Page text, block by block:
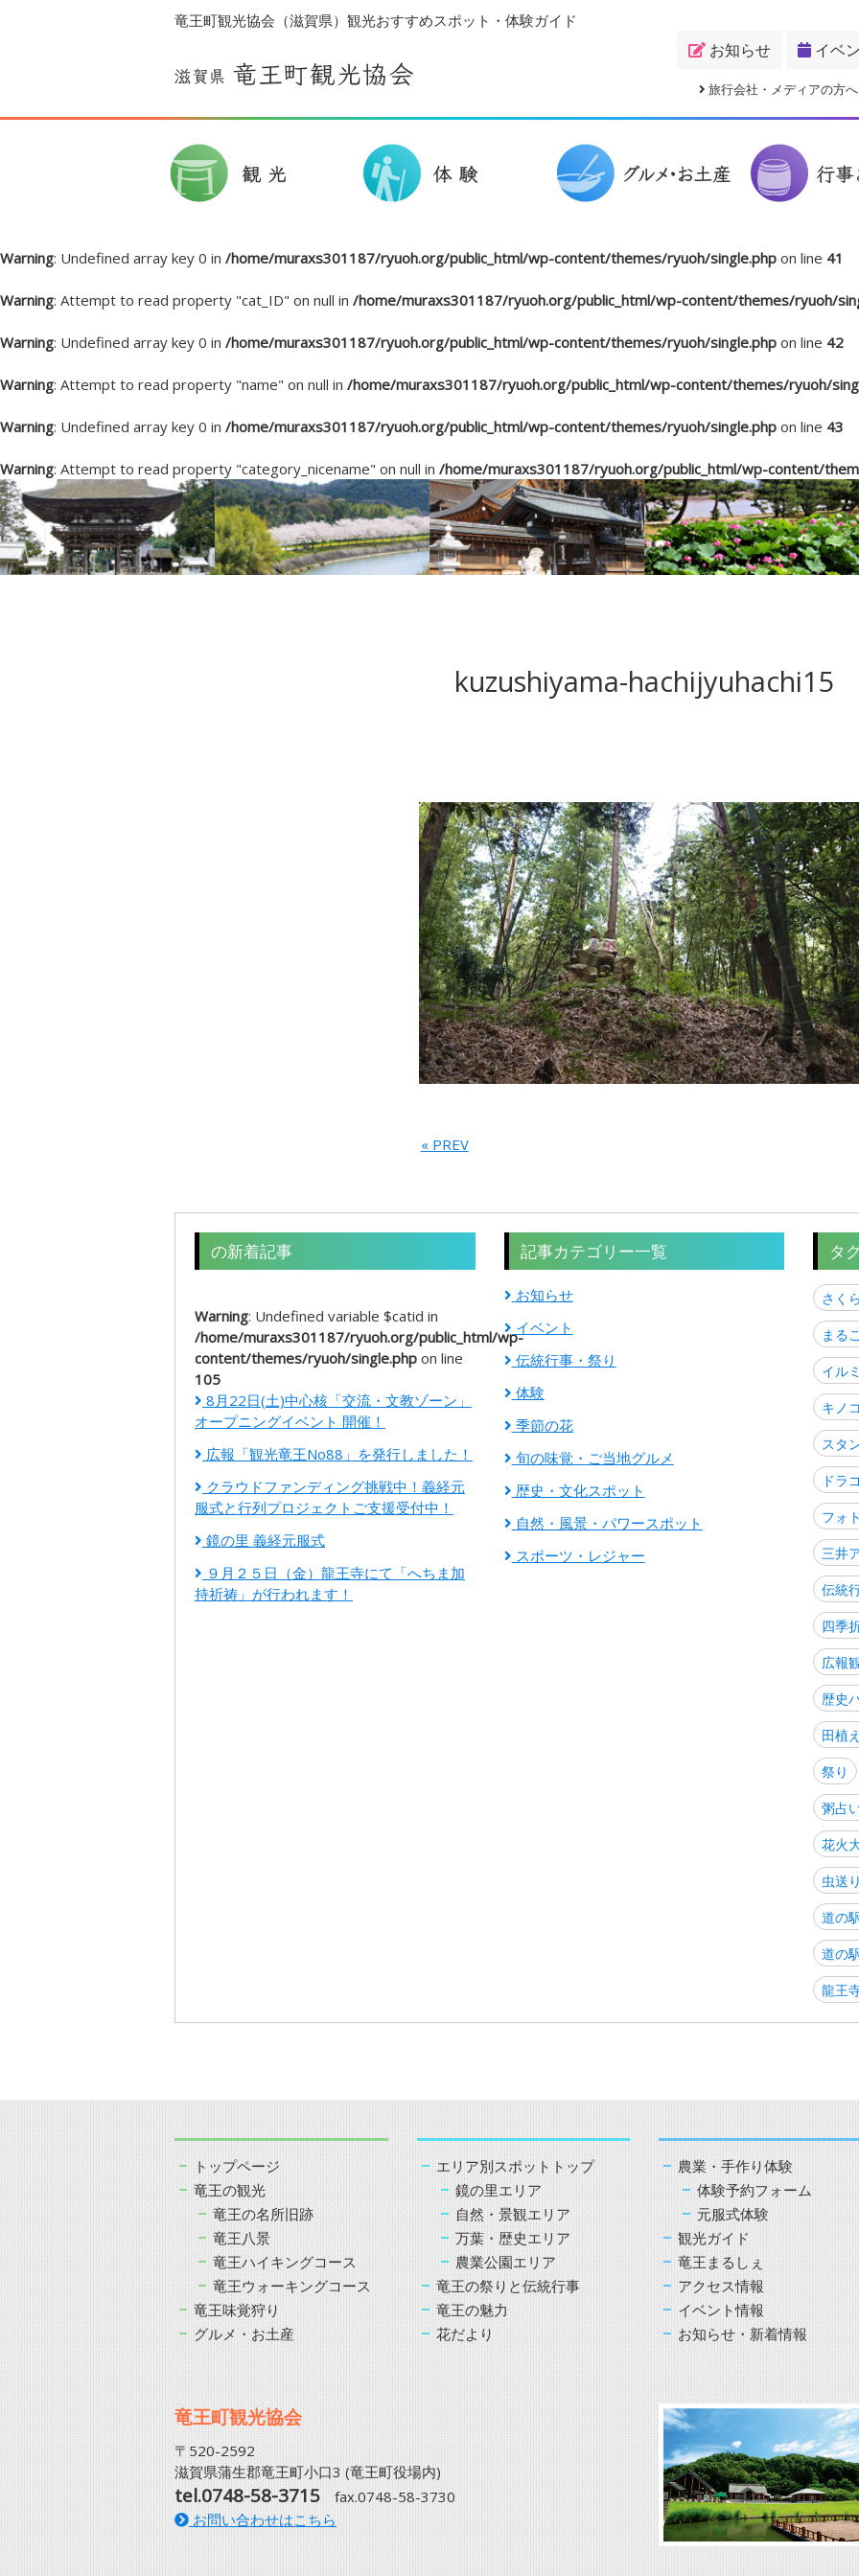
竜王町観光協会（滋賀県）観光おすすめスポット・体験ガイド
お知らせ イベ
旅行会社・メディアの方へ
Warning: Undefined array key 0 in /home/muraxs301187/ryuoh.org/public_html/wp-content/themes/ryuoh/single.php on line 41
Warning: Attempt to read property "cat_ID" on null in /home/muraxs301187/ryuoh.org/public_html/wp-content/themes/ryuoh/
Warning: Undefined array key 0 in /home/muraxs301187/ryuoh.org/public_html/wp-content/themes/ryuoh/single.php on line 42
Warning: Attempt to read property "name" on null in /home/muraxs301187/ryuoh.org/public_html/wp-content/themes/ryuoh/
Warning: Undefined array key 0 in /home/muraxs301187/ryuoh.org/public_html/wp-content/themes/ryuoh/single.php on line 43
Warning: Attempt to read property "category_nicename" on null in /home/muraxs301187/ryuoh.org/public_html/wp-content/
kuzushiyama-hachijyuhachi15
« PREV
の新着記事
Warning: Undefined variable $catid in
/home/muraxs301187/ryuoh.org/public_html/wp-
content/themes/ryuoh/single.php on line
105
8月22日(土)中心核「交流・文教ゾーン」
オープニングイベント 開催！
広報「観光竜王No88」を発行しました！
クラウドファンディング挑戦中！義経元
服式と行列プロジェクトご支援受付中！
鏡の里 義経元服式
９月２５日（金）龍王寺にて「へちま加
持祈祷」が行われます！
記事カテゴリー一覧
お知らせ
イベント
伝統行事・祭り
体験
季節の花
旬の味覚・ご当地グルメ
歴史・文化スポット
自然・風景・パワースポット
スポーツ・レジャー
タ
さく
まる
イル
キノ
スタ
ドラ
フォ
三井
伝統
四季
広報
歴史
田植
祭り
粥占
花火
虫送
道の
道の
龍王
トップページ
竜王の観光
竜王の名所旧跡
竜王八景
竜王ハイキングコース
竜王ウォーキングコース
竜王味覚狩り
グルメ・お土産
エリア別スポットトップ
鏡の里エリア
自然・景観エリア
万葉・歴史エリア
農業公園エリア
竜王の祭りと伝統行事
竜王の魅力
花だより
農業・手作り体験
体験予約フォーム
元服式体験
観光ガイド
竜王まるしぇ
アクセス情報
イベント情報
お知らせ・新着情報
竜王町観光協会
〒520-2592
滋賀県蒲生郡竜王町小口3 (竜王町役場内)
tel.0748-58-3715 fax.0748-58-3730
お問い合わせはこちら